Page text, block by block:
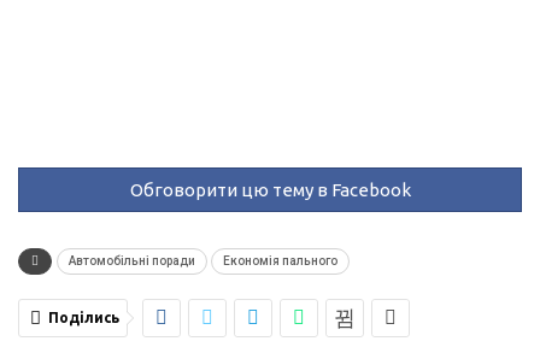
Обговорити цю тему в Facebook
Автомобільні поради Економія пального
Поділись